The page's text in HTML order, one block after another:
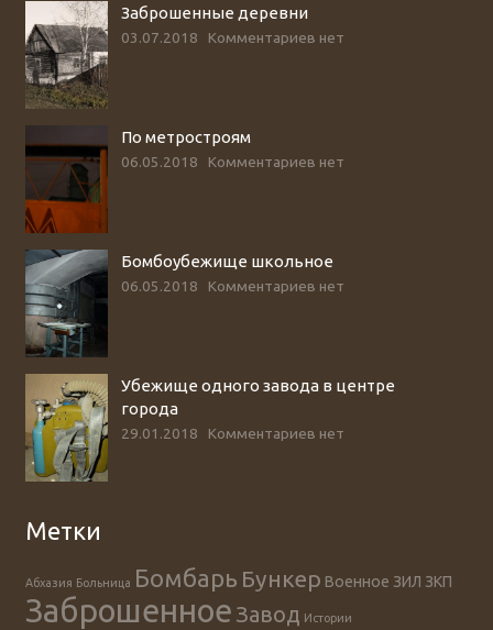
Заброшенные деревни
03.07.2018 Комментариев нет
По метростроям
06.05.2018 Комментариев нет
Бомбоубежище школьное
06.05.2018 Комментариев нет
Убежище одного завода в центре
города
29.01.2018 Комментариев нет
Метки
Абхазия Больница Бомбарь Бункер Военное ЗИЛ ЗКП
Заброшенное Завод Истории